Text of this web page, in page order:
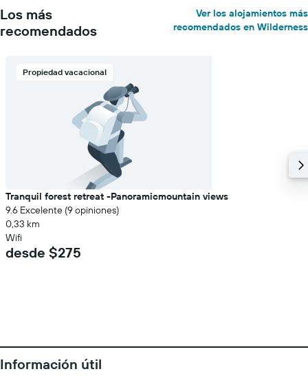
Los más
recomendados
Ver los alojamientos más
recomendados en Wilderness
Propiedad vacacional
Tranquil forest retreat -Panoramicmountain views
9.6 Excelente (9 opiniones)
0,33 km
Wifi
desde $275
Información útil